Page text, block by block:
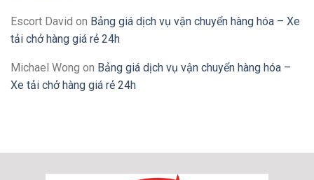
Escort David on Bảng giá dịch vụ vận chuyển hàng hóa – Xe
tải chở hàng giá rẻ 24h
Michael Wong on Bảng giá dịch vụ vận chuyển hàng hóa –
Xe tải chở hàng giá rẻ 24h